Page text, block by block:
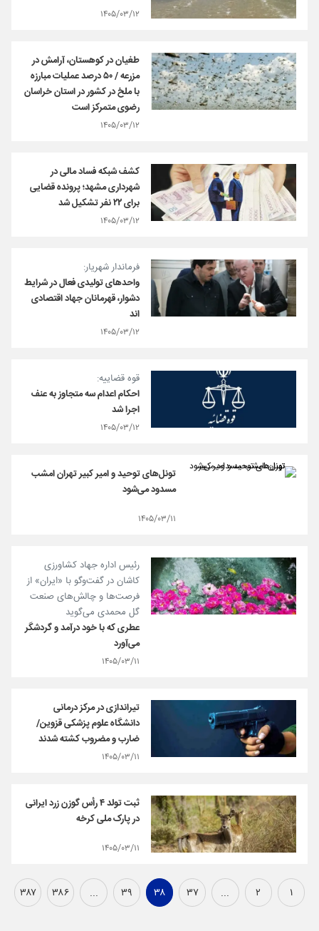
۱۴۰۵/۰۳/۱۲
طغیان در کوهستان، آرامش در
مزرعه / ۵۰ درصد عملیات مبارزه
با ملخ در کشور در استان خراسان
رضوی متمرکز است
۱۴۰۵/۰۳/۱۲
کشف شبکه فساد مالی در
شهرداری مشهد؛ پرونده قضایی
برای ۲۲ نفر تشکیل شد
۱۴۰۵/۰۳/۱۲
فرماندار شهریار:
واحدهای تولیدی فعال در شرایط
دشوار، قهرمانان جهاد اقتصادی
اند
۱۴۰۵/۰۳/۱۲
قوه قضاییه:
احکام اعدام سه متجاوز به عنف
اجرا شد
۱۴۰۵/۰۳/۱۲
تونل‌های توحید و امیر کبیر تهران امشب
مسدود می‌شود
۱۴۰۵/۰۳/۱۱
رئیس اداره جهاد کشاورزی
کاشان در گفت‌و‌گو با «ایران» از
فرصت‌ها و چالش‌های صنعت
گل محمدی می‌گوید
عطری که با خود درآمد و گردشگر
می‌آورد
۱۴۰۵/۰۳/۱۱
تیراندازی در مرکز درمانی
دانشگاه علوم پزشکی قزوین/
ضارب و مضروب کشته شدند
۱۴۰۵/۰۳/۱۱
ثبت تولد ۴ رأس گوزن زرد ایرانی
در پارک ملی کرخه
۱۴۰۵/۰۳/۱۱
۱ ۲ ... ۳۷ ۳۸ ۳۹ ... ۳۸۶ ۳۸۷